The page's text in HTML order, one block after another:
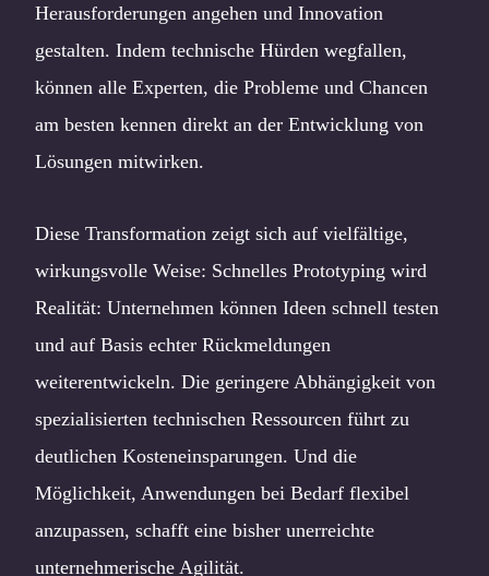
Herausforderungen angehen und Innovation
gestalten. Indem technische Hürden wegfallen,
können alle Experten, die Probleme und Chancen
am besten kennen direkt an der Entwicklung von
Lösungen mitwirken.
Diese Transformation zeigt sich auf vielfältige,
wirkungsvolle Weise: Schnelles Prototyping wird
Realität: Unternehmen können Ideen schnell testen
und auf Basis echter Rückmeldungen
weiterentwickeln. Die geringere Abhängigkeit von
spezialisierten technischen Ressourcen führt zu
deutlichen Kosteneinsparungen. Und die
Möglichkeit, Anwendungen bei Bedarf flexibel
anzupassen, schafft eine bisher unerreichte
unternehmerische Agilität.